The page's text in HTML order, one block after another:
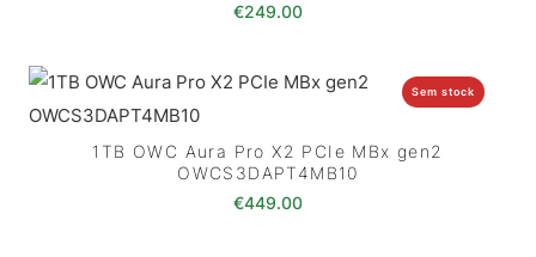
€249.00
Sem stock
1TB OWC Aura Pro X2 PCIe MBx gen2
OWCS3DAPT4MB10
€449.00